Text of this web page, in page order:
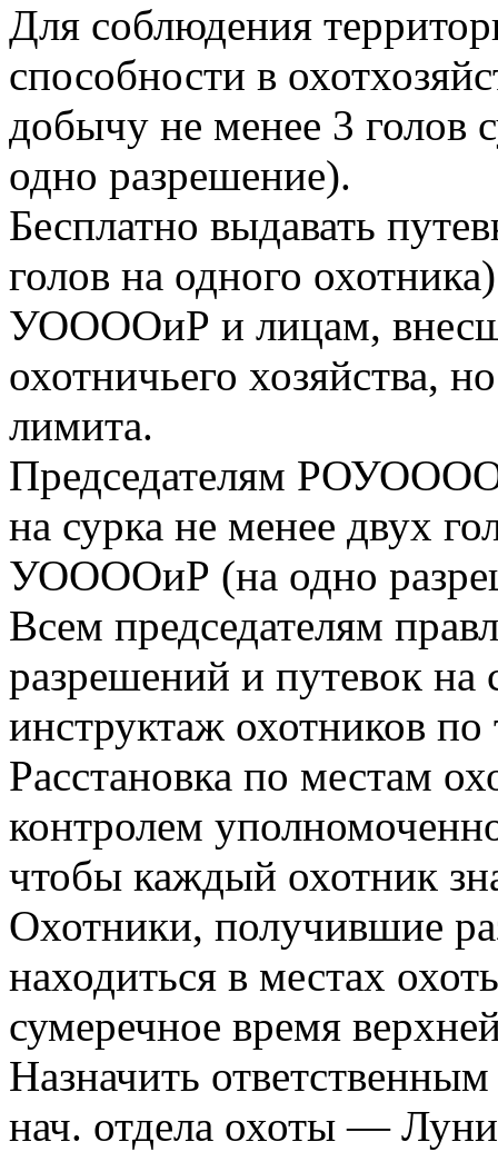
Для соблюдения
способности в
добычу не менее 3 голов
одно разрешение).
Бесплатно выдавать
голов на одного
УООООиР и лицам,
охотничьего хозяйства,
лимита.
Председателям
на сурка не менее двух
УООООиР (на одно
Всем председателям
разрешений и путевок на
инструктаж охотников по
Расстановка по местам
контролем
чтобы каждый охотник
Охотники, получившие
находиться в местах
сумеречное время
Назначить
нач. отдела охоты —